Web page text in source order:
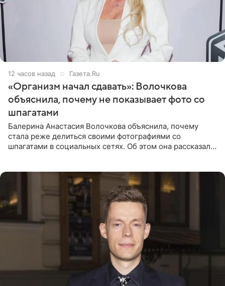
12 часов назад Газета.Ru
«Организм начал сдавать»: Волочкова
объяснила, почему не показывает фото со
шпагатами
Балерина Анастасия Волочкова объяснила, почему
стала реже делиться своими фотографиями со
шпагатами в социальных сетях. Об этом она рассказала